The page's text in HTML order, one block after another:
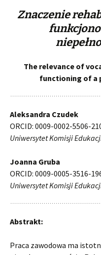
Znaczenie
The relevance of
functioning of a
Aleksandra Czudek
ORCID: 0009-0002-5506-
Uniwersytet Komisji
Joanna Gruba
ORCID: 0009-0005-3516-
Uniwersytet Komisji
Abstrakt:
Praca zawodowa ma